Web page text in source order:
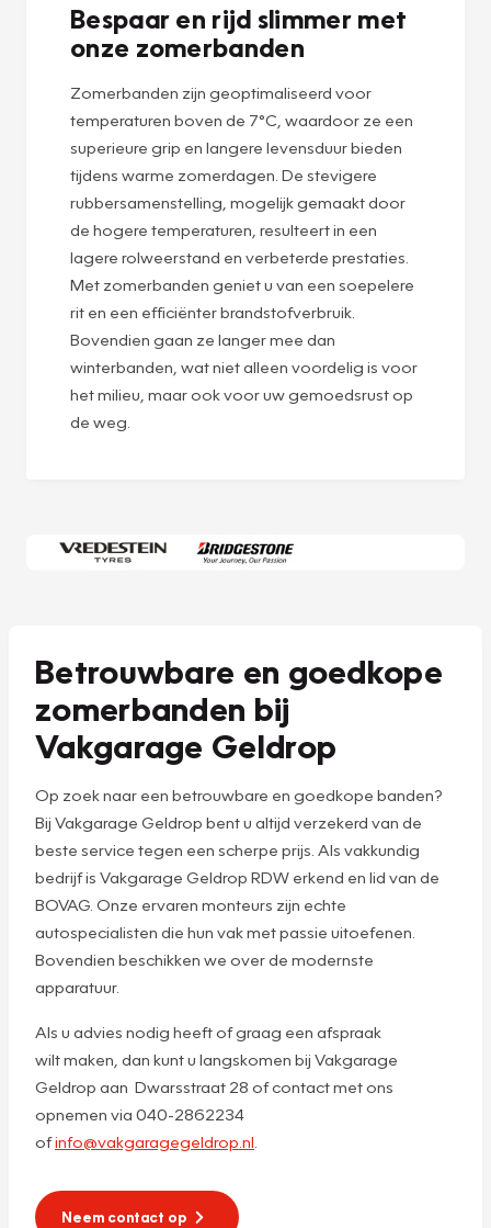
Bespaar en rijd slimmer met
onze zomerbanden
Zomerbanden zijn geoptimaliseerd voor
temperaturen boven de 7°C, waardoor ze een
superieure grip en langere levensduur bieden
tijdens warme zomerdagen. De stevigere
rubbersamenstelling, mogelijk gemaakt door
de hogere temperaturen, resulteert in een
lagere rolweerstand en verbeterde prestaties.
Met zomerbanden geniet u van een soepelere
rit en een efficiënter brandstofverbruik.
Bovendien gaan ze langer mee dan
winterbanden, wat niet alleen voordelig is voor
het milieu, maar ook voor uw gemoedsrust op
de weg.
Betrouwbare en goedkope
zomerbanden bij
Vakgarage Geldrop
Op zoek naar een betrouwbare en goedkope banden?
Bij Vakgarage Geldrop bent u altijd verzekerd van de
beste service tegen een scherpe prijs. Als vakkundig
bedrijf is Vakgarage Geldrop RDW erkend en lid van de
BOVAG. Onze ervaren monteurs zijn echte
autospecialisten die hun vak met passie uitoefenen.
Bovendien beschikken we over de modernste
apparatuur.
Als u advies nodig heeft of graag een afspraak
wilt maken, dan kunt u langskomen bij Vakgarage
Geldrop aan Dwarsstraat 28 of contact met ons
opnemen via 040-2862234
ofinfo@vakgaragegeldrop.nl
Neem contact op